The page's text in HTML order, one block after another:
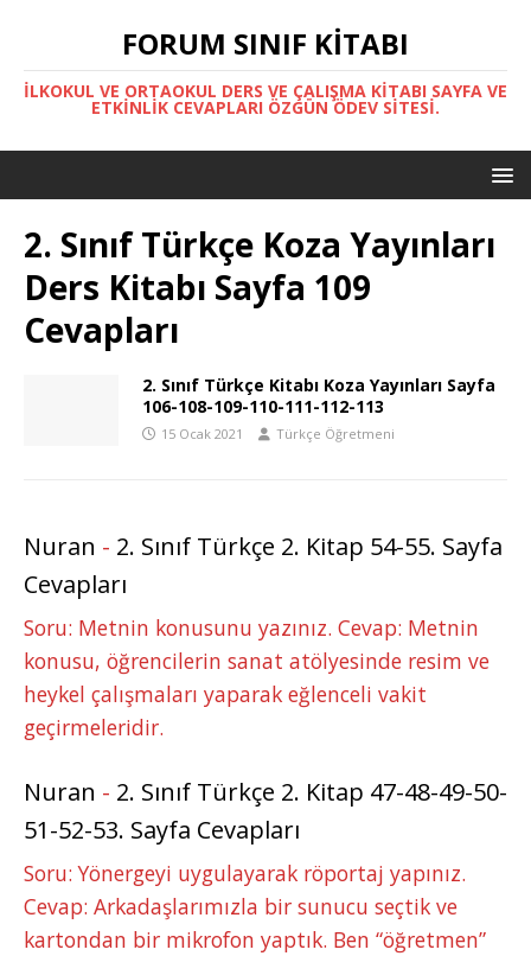
FORUM SINIF KITABI
İLKOKUL VE ORTAOKUL DERS VE ÇALIŞMA KITABI SAYFA VE
ETKINLIK CEVAPLARI ÖZGÜN ÖDEV SITESI.
2. Sınıf Türkçe Koza Yayınları
Ders Kitabı Sayfa 109
Cevapları
2. Sınıf Türkçe Kitabı Koza Yayınları Sayfa
106-108-109-110-111-112-113
15 Ocak 2021 Türkçe Öğretmeni
Nuran - 2. Sınıf Türkçe 2. Kitap 54-55. Sayfa
Cevapları
Soru: Metnin konusunu yazınız. Cevap: Metnin
konusu, öğrencilerin sanat atölyesinde resim ve
heykel çalışmaları yaparak eğlenceli vakit
geçirmeleridir.
Nuran - 2. Sınıf Türkçe 2. Kitap 47-48-49-50-
51-52-53. Sayfa Cevapları
Soru: Yönergeyi uygulayarak röportaj yapınız.
Cevap: Arkadaşlarımızla bir sunucu seçtik ve
kartondan bir mikrofon yaptık. Ben “öğretmen”